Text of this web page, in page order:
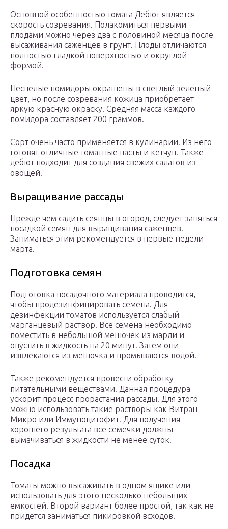
Основной особенностью томата Дебют является
скорость созревания. Полакомиться первыми
плодами можно через два с половиной месяца после
высаживания саженцев в грунт. Плоды отличаются
полностью гладкой поверхностью и округлой
формой.
Неспелые помидоры окрашены в светлый зеленый
цвет, но после созревания кожица приобретает
яркую красную окраску. Средняя масса каждого
помидора составляет 200 граммов.
Сорт очень часто применяется в кулинарии. Из него
готовят отличные томатные пасты и кетчуп. Также
дебют подходит для создания свежих салатов из
овощей.
Выращивание рассады
Прежде чем садить сеянцы в огород, следует заняться
посадкой семян для выращивания саженцев.
Заниматься этим рекомендуется в первые недели
марта.
Подготовка семян
Подготовка посадочного материала проводится,
чтобы продезинфицировать семена. Для
дезинфекции томатов используется слабый
марганцевый раствор. Все семена необходимо
поместить в небольшой мешочек из марли и
опустить в жидкость на 20 минут. Затем они
извлекаются из мешочка и промываются водой.
Также рекомендуется провести обработку
питательными веществами. Данная процедура
ускорит процесс прорастания рассады. Для этого
можно использовать такие растворы как Витран-
Микро или Иммуноцитофит. Для получения
хорошего результата все семечки должны
вымачиваться в жидкости не менее суток.
Посадка
Томаты можно высаживать в одном ящике или
использовать для этого несколько небольших
емкостей. Второй вариант более простой, так как не
придется заниматься пикировкой всходов.